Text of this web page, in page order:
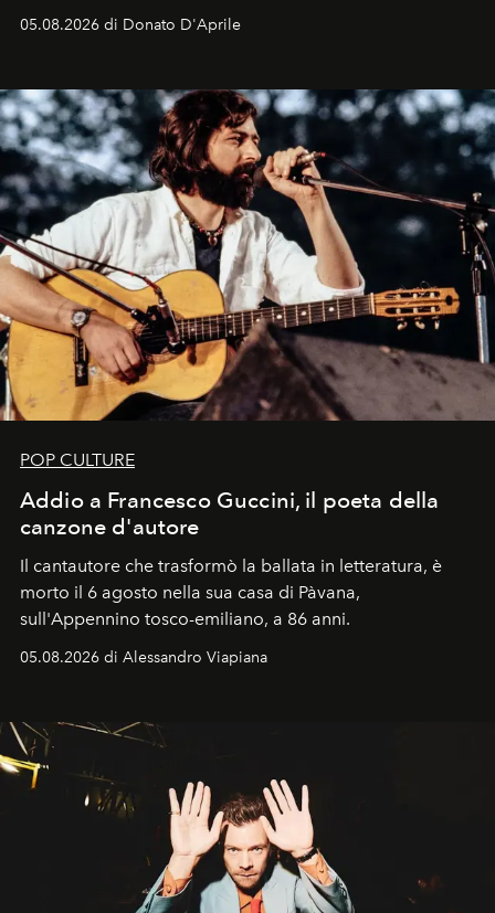
logomania pensata per la spiaggia
Kate, Claudia e Carla una dietro l'altra. Trent'anni dopo,
uno dei documenti più contemporanei che abbiamo.
05.08.2026 di Donato D'Aprile
POP CULTURE
Addio a Francesco Guccini, il poeta della
canzone d'autore
Il cantautore che trasformò la ballata in letteratura, è
morto il 6 agosto nella sua casa di Pàvana,
sull'Appennino tosco-emiliano, a 86 anni.
05.08.2026 di Alessandro Viapiana